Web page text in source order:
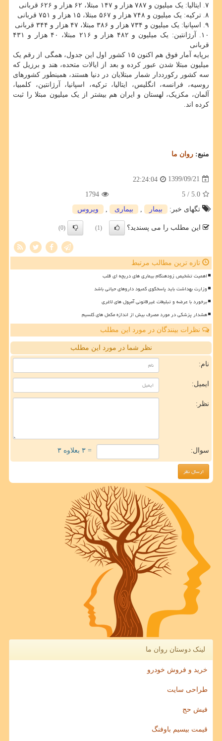
۷. ایتالیا: یک میلیون و ۷۸۷ هزار و ۱۴۷ مبتلا، ۶۲ هزار و ۶۲۶ قربانی
۸. ترکیه: یک میلیون و ۷۴۸ هزار و ۵۶۷ مبتلا، ۱۵ هزار و ۷۵۱ قربانی
۹. اسپانیا: یک میلیون و ۷۳۴ هزار و ۳۸۶ مبتلا، ۴۷ هزار و ۳۴۴ قربانی
۱۰. آرژانتین: یک میلیون و ۴۸۲ هزار و ۲۱۶ مبتلا، ۴۰ هزار و ۴۳۱
قربانی
برپایه آمار فوق هم اکنون ۱۵ کشور اول این جدول، همگی از رقم یک
میلیون مبتلا شدن عبور کرده و بعد از ایالات متحده، هند و برزیل که
سه کشور رکورددار شمار مبتلایان در دنیا هستند، همینطور کشورهای
روسیه، فرانسه، انگلیس، ایتالیا، ترکیه، اسپانیا، آرژانتین، کلمبیا،
آلمان، مکزیک، لهستان و ایران هم بیشتر از یک میلیون مبتلا را ثبت
کرده اند.
منبع: روان ما
1399/09/21
22:24:04
5.0
/ 5
1794
تگهای خبر:
بیمار بیماری ویروس
این مطلب را می پسندید؟ (1)
(0)
تازه ترین مطالب مرتبط
اهمیت تشخیص زودهنگام بیماری های دریچه ای قلب
وزارت بهداشت باید پاسخگوی کمبود داروهای حیاتی باشد
برخورد با عرضه و تبلیغات غیرقانونی آمپول های لاغری
هشدار پزشکی در مورد مصرف بیش از اندازه مکمل های کلسیم
نظرات بینندگان در مورد این مطلب
نظر شما در مورد این مطلب
نام:
ایمیل:
نظر:
سوال: = ۳ بعلاوه ۳
لینک دوستان روان ما
خرید و فروش خودرو
طراحی سایت
فیش حج
قیمت بیسیم باوفنگ